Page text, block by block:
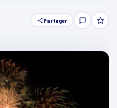
Partager